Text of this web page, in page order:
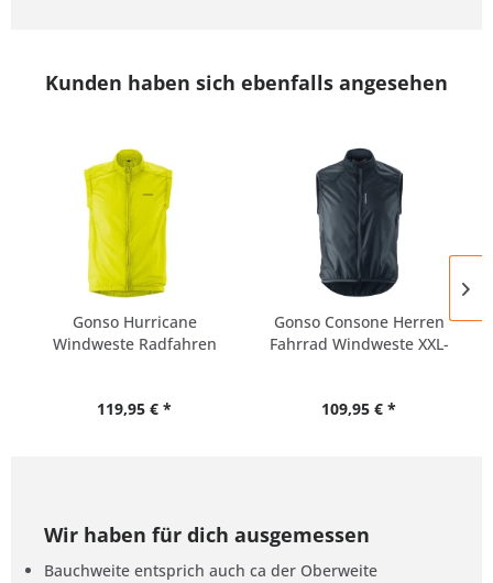
Kunden haben sich ebenfalls angesehen
Gonso Hurricane
Windweste Radfahren
119,95 € *
Gonso Consone Herren
Fahrrad Windweste XXL-
109,95 € *
Wir haben für dich ausgemessen
Bauchweite entsprich auch ca der Oberweite